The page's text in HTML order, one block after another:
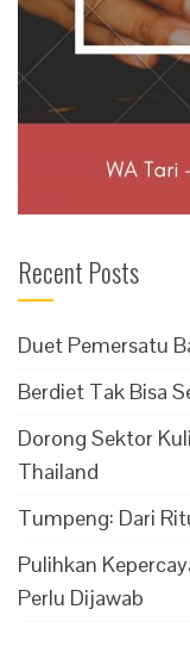
Recent Posts
Duet Pemersatu
Berdiet Tak Bisa
Dorong Sektor
Thailand
Tumpeng: Dari
Pulihkan
Perlu Dijawab